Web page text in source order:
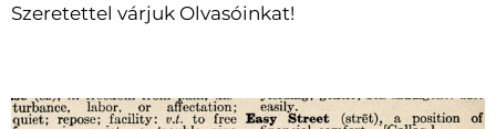
Szeretettel várjuk Olvasóinkat!